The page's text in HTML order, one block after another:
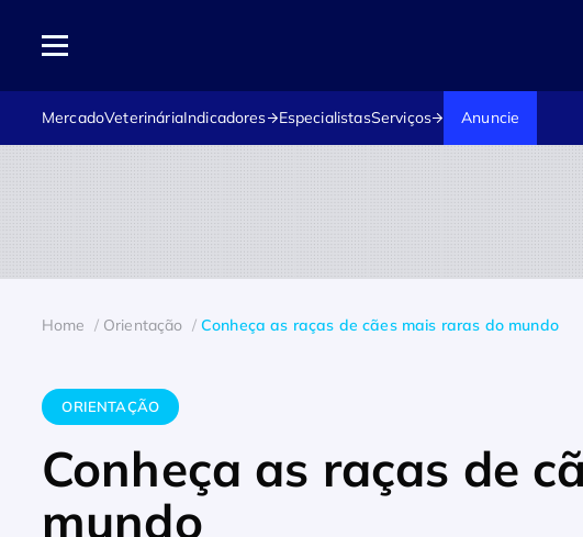
MercadoVeterináriaIndicadores EspecialistasServiços Anuncie
Home Orientação Conheça as raças de cães mais raras do mundo
ORIENTAÇÃO
Conheça as raças de
mundo